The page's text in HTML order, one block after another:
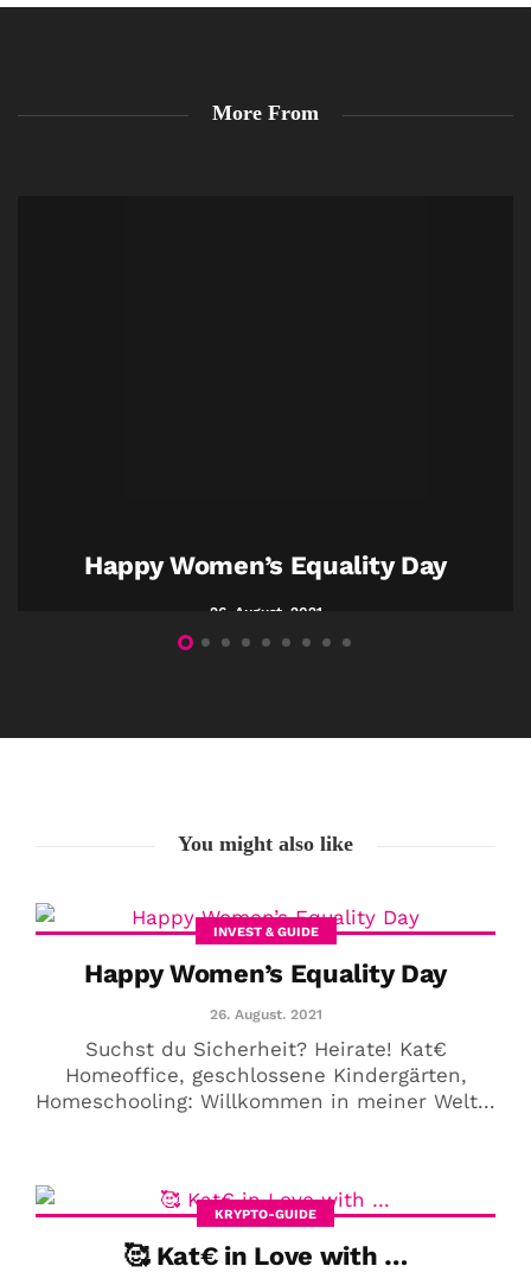
More From
Happy Women’s Equality Day
26. August. 2021
You might also like
INVEST & GUIDE
Happy Women’s Equality Day
26. August. 2021
Suchst du Sicherheit? Heirate! Kat€
Homeoffice, geschlossene Kindergärten,
Homeschooling: Willkommen in meiner Welt...
KRYPTO-GUIDE
🥰 Kat€ in Love with …